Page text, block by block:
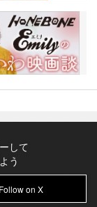
して
う
Follow on X